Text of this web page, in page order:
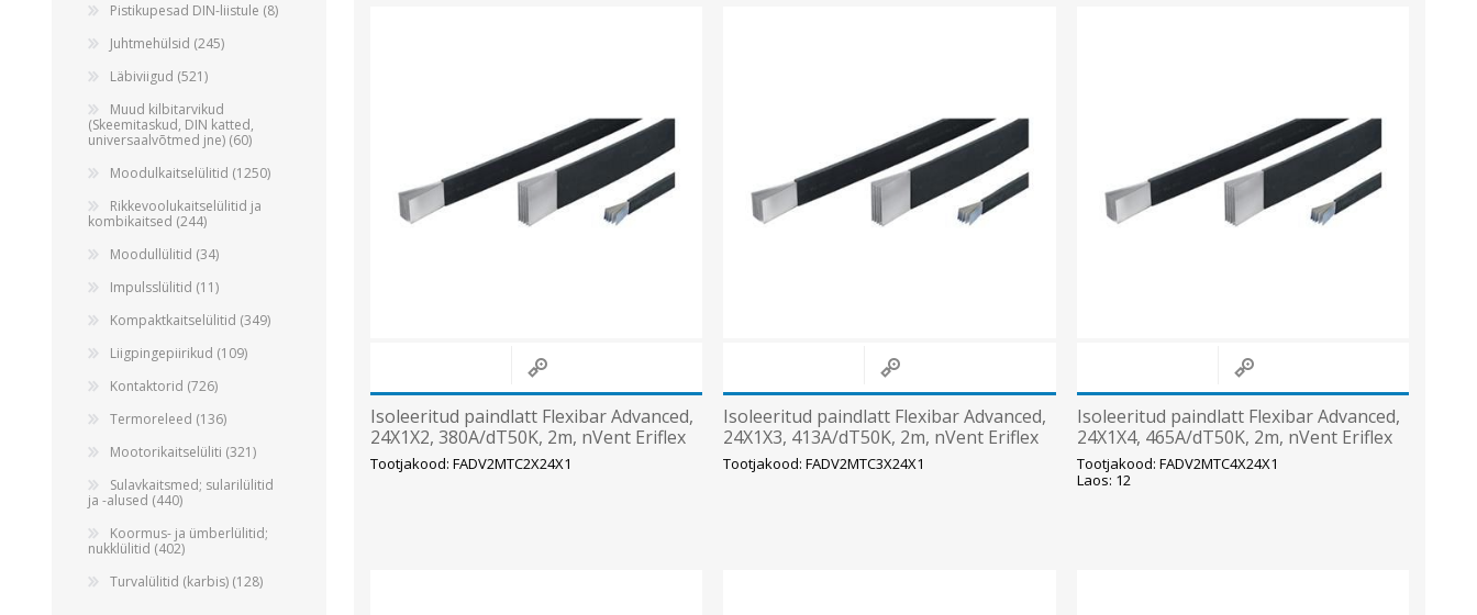
Isoleeritud paindlatt Flexibar Advanced,
24X1X2, 380A/dT50K, 2m, nVent Eriflex
Tootjakood: FADV2MTC2X24X1
Isoleeritud paindlatt Flexibar Advanced,
24X1X3, 413A/dT50K, 2m, nVent Eriflex
Tootjakood: FADV2MTC3X24X1
Isoleeritud paindlatt Flexibar Advanced,
24X1X4, 465A/dT50K, 2m, nVent Eriflex
Tootjakood: FADV2MTC4X24X1
Laos: 12
Pistikupesad DIN-liistule (8)
Juhtmehülsid (245)
Läbiviigud (521)
Muud kilbitarvikud
(Skeemitaskud, DIN katted,
universaalvõtmed jne) (60)
Moodulkaitselülitid (1250)
Rikkevoolukaitselülitid ja
kombikaitsed (244)
Moodullülitid (34)
Impulsslülitid (11)
Kompaktkaitselülitid (349)
Liigpingepiirikud (109)
Kontaktorid (726)
Termoreleed (136)
Mootorikaitselüliti (321)
Sulavkaitsmed; sularilülitid
ja -alused (440)
Koormus- ja ümberlülitid;
nukklülitid (402)
Turvalülitid (karbis) (128)